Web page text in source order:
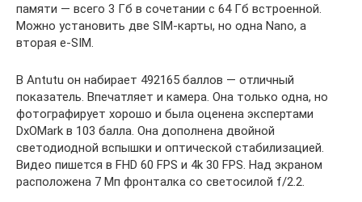
памяти — всего 3 Гб в сочетании с 64 Гб встроенной.
Можно установить две SIM-карты, но одна Nano, а
вторая e-SIM.
В Antutu он набирает 492165 баллов — отличный
показатель. Впечатляет и камера. Она только одна, но
фотографирует хорошо и была оценена экспертами
DxOMark в 103 балла. Она дополнена двойной
светодиодной вспышки и оптической стабилизацией.
Видео пишется в FHD 60 FPS и 4k 30 FPS. Над экраном
расположена 7 Мп фронталка со светосилой f/2.2.